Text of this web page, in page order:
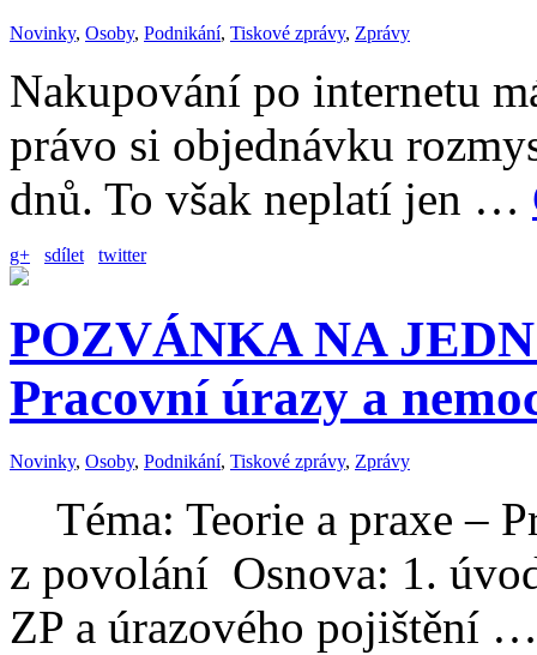
Novinky, Osoby, Podnikání, Tiskové zprávy, Zprávy
Nakupování po internetu
právo si objednávku
dnů. To však neplatí jen …
g+ sdílet twitter
POZVÁNKA NA
Pracovní úrazy a
Novinky, Osoby, Podnikání, Tiskové zprávy, Zprávy
Téma: Teorie a praxe –
z povolání Osnova: 1.
ZP a úrazového pojištění